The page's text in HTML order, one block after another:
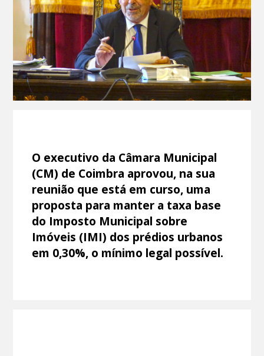
O executivo da Câmara Municipal
(CM) de Coimbra aprovou, na sua
reunião que está em curso, uma
proposta para manter a taxa base
do Imposto Municipal sobre
Imóveis (IMI) dos prédios urbanos
em 0,30%, o mínimo legal possível.